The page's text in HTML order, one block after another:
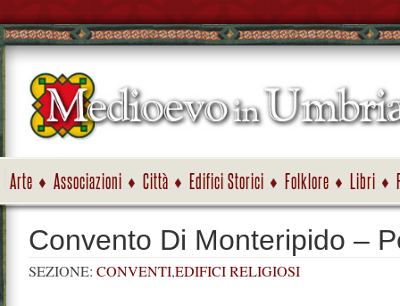
Arte Associazioni Città Edifici Storici Folklore Libri
Convento Di Monteripido –
SEZIONE: CONVENTI,EDIFICI RELIGIOSI